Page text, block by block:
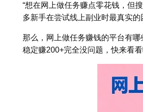
“想在网上做任务赚点零花钱，但
多新手在尝试线上副业时最真实的
那么，网上做任务赚钱的平台有
稳定赚200+完全没问题，快来看看